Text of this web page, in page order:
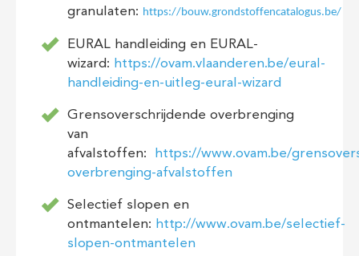
granulaten: https://bouw.grondstoffencatalogus.be/
EURAL handleiding en EURAL-
wizard: https://ovam.vlaanderen.be/eural-
handleiding-en-uitleg-eural-wizard
Grensoverschrijdende overbrenging
van
afvalstoffen:
https://www.ovam.be/
overbrenging-afvalstoffen
Selectief slopen en
ontmantelen: http://www.ovam.be/selectief-
slopen-ontmantelen